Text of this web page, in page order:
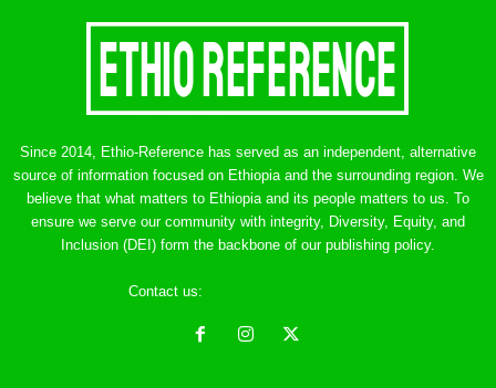
Since 2014, Ethio-Reference has served as an independent, alternative
source of information focused on Ethiopia and the surrounding region. We
believe that what matters to Ethiopia and its people matters to us. To
ensure we serve our community with integrity, Diversity, Equity, and
Inclusion (DEI) form the backbone of our publishing policy.
Contact us: